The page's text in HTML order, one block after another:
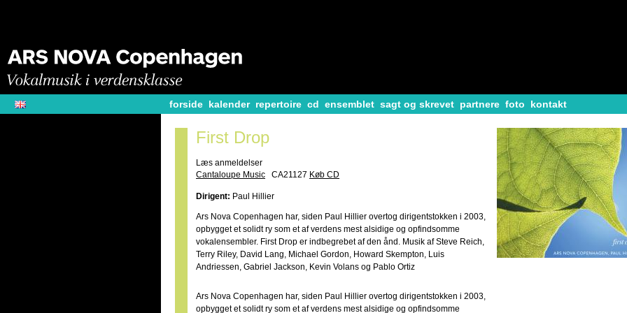
forside kalender repertoire cd ensemblet sagt og skrevet partnere foto kontakt
First Drop
Læs anmeldelser
Cantaloupe Music
CA21127 Køb CD
Dirigent: Paul Hillier
Ars Nova Copenhagen har, siden Paul Hillier overtog dirigentstokken i 2003,
opbygget et solidt ry som et af verdens mest alsidige og opfindsomme
vokalensembler. First Drop er indbegrebet af den ånd. Musik af Steve Reich,
Terry Riley, David Lang, Michael Gordon, Howard Skempton, Luis
Andriessen, Gabriel Jackson, Kevin Volans og Pablo Ortiz
Ars Nova Copenhagen har, siden Paul Hillier overtog dirigentstokken i 2003,
opbygget et solidt ry som et af verdens mest alsidige og opfindsomme